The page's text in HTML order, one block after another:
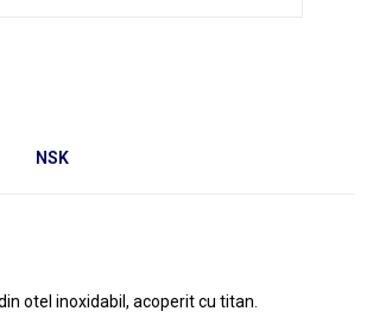
NSK
otel inoxidabil, acoperit cu titan.